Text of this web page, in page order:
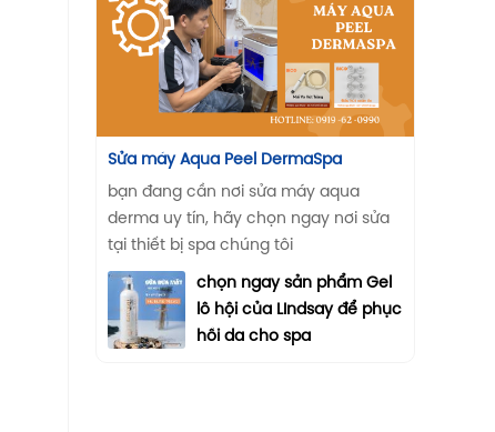
Sửa máy Aqua Peel DermaSpa
bạn đang cần nơi sửa máy aqua
derma uy tín, hãy chọn ngay nơi sửa
tại thiết bị spa chúng tôi
chọn ngay sản phẩm Gel
lô hội của LIndsay để phục
hồi da cho spa